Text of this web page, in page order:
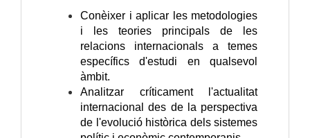
Conèixer i aplicar les metodologies
i les teories principals de les
relacions internacionals a temes
específics d'estudi en qualsevol
àmbit.
Analitzar críticament l'actualitat
internacional des de la perspectiva
de l'evolució històrica dels sistemes